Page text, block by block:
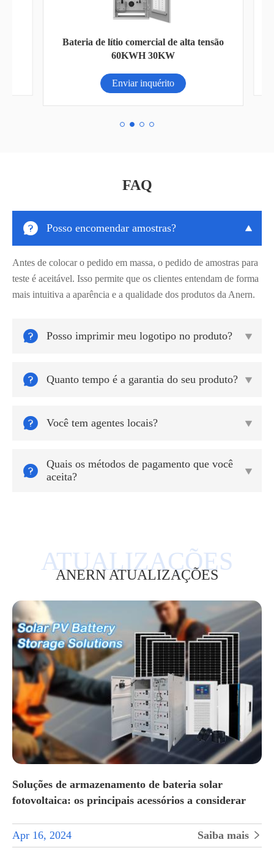
Bateria de lítio comercial de alta tensão
60KWH 30KW
Enviar inquérito
FAQ
 Posso encomendar amostras? 
Antes de colocar o pedido em massa, o pedido de amostras para
teste é aceitável. Isso permite que os clientes entendam de forma
mais intuitiva a aparência e a qualidade dos produtos da Anern.
 Posso imprimir meu logotipo no produto? 
 Quanto tempo é a garantia do seu produto? 
 Você tem agentes locais? 

Quais os métodos de pagamento que você
aceita?

ANERN ATUALIZAÇÕES
Soluções de armazenamento de bateria solar
fotovoltaica: os principais acessórios a considerar
Apr 16, 2024 Saiba mais 